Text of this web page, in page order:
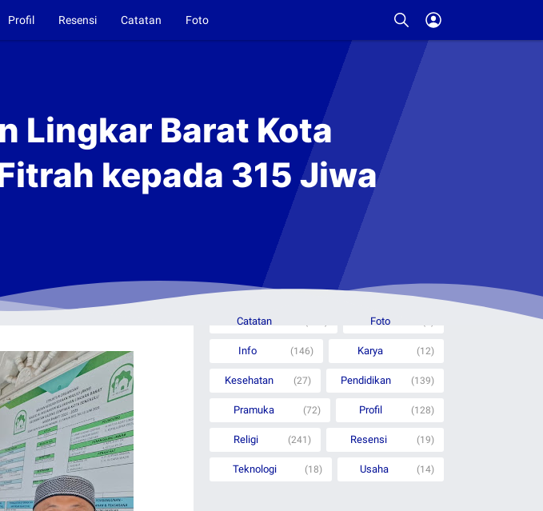
Profil Resensi Catatan Foto
Lingkar Barat Kota
kepada 315 Jiwa
Rubrik Berita
Catatan Foto
Info (146) Karya (12)
Kesehatan (27) Pendidikan (139)
Pramuka (72) Profil (128)
Religi (241) Resensi (19)
Teknologi (18) Usaha (14)